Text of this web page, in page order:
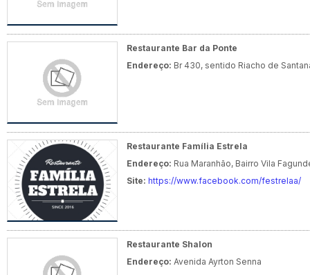
Restaurante Bar da Ponte
Endereço: Br 430, sentido Riacho de
Restaurante Família Estrela
Endereço: Rua Maranhão, Bairro Vila
Site: https://www.facebook.com/festrelaa/
Restaurante Shalon
Endereço: Avenida Ayrton Senna